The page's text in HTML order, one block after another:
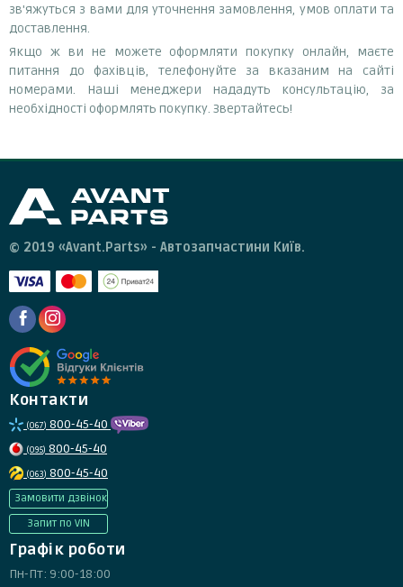
зв'яжуться з вами для уточнення замовлення, умов оплати та
доставлення.
Якщо ж ви не можете оформляти покупку онлайн, маєте
питання до фахівців, телефонуйте за вказаним на сайті
номерами. Наші менеджери нададуть консультацію, за
необхідності оформлять покупку. Звертайтесь!
© 2019 «Avant.Parts» - Автозапчастини Київ.
Контакти
(067) 800-45-40
(095) 800-45-40
(063) 800-45-40
Замовити дзвінок
Запит по VIN
Графік роботи
Пн-Пт: 9:00-18:00